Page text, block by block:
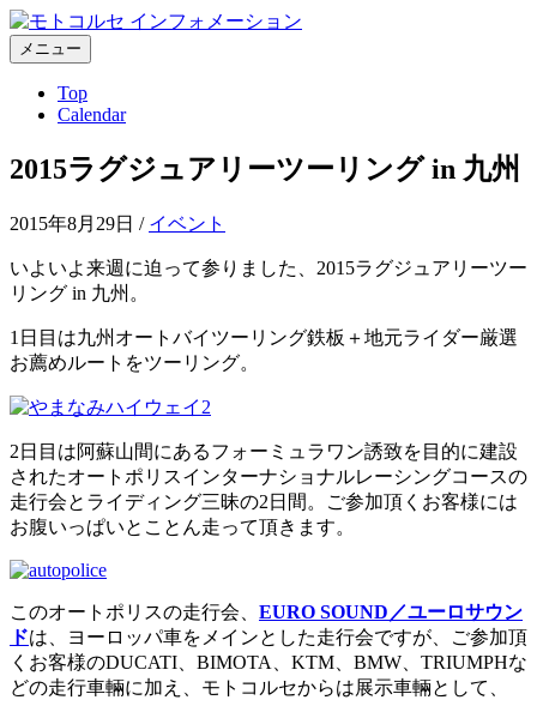
コ
ン
テ
ス
ッ
メニュー
Top
Calendar
2015ラグジュアリーツーリング in 九州
2015年8月29日 / イベント
いよいよ来週に迫って参りました、2015ラグジュアリーツー
リング in 九州。
1日目は九州オートバイツーリング鉄板＋地元ライダー厳選
お薦めルートをツーリング。
2日目は阿蘇山間にあるフォーミュラワン誘致を目的に建設
されたオートポリスインターナショナルレーシングコースの
走行会とライディング三昧の2日間。ご参加頂くお客様には
お腹いっぱいとことん走って頂きます。
このオートポリスの走行会、 EURO SOUND／ユーロサウン
ドは、ヨーロッパ車をメインとした走行会ですが、ご参加頂
くお客様のDUCATI、BIMOTA、KTM、BMW、TRIUMPHな
どの走行車輛に加え、モトコルセからは展示車輛として、